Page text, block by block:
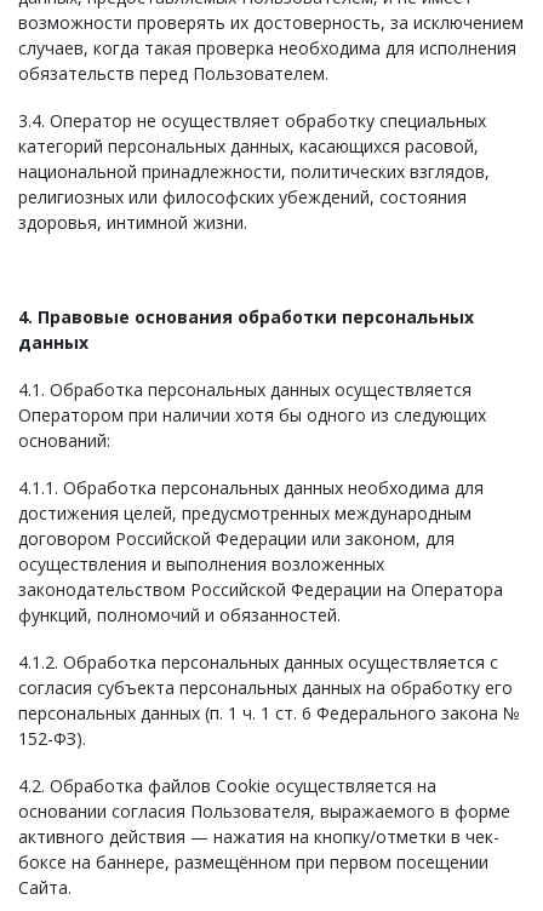
возможности проверять их достоверность, за исключением
случаев, когда такая проверка необходима для исполнения
обязательств перед Пользователем.
3.4. Оператор не осуществляет обработку специальных
категорий персональных данных, касающихся расовой,
национальной принадлежности, политических взглядов,
религиозных или философских убеждений, состояния
здоровья, интимной жизни.
4. Правовые основания обработки персональных
данных
4.1. Обработка персональных данных осуществляется
Оператором при наличии хотя бы одного из следующих
оснований:
4.1.1. Обработка персональных данных необходима для
достижения целей, предусмотренных международным
договором Российской Федерации или законом, для
осуществления и выполнения возложенных
законодательством Российской Федерации на Оператора
функций, полномочий и обязанностей.
4.1.2. Обработка персональных данных осуществляется с
согласия субъекта персональных данных на обработку его
персональных данных (п. 1 ч. 1 ст. 6 Федерального закона №
152-ФЗ).
4.2. Обработка файлов Cookie осуществляется на
основании согласия Пользователя, выражаемого в форме
активного действия — нажатия на кнопку/отметки в чек-
боксе на баннере, размещённом при первом посещении
Сайта.